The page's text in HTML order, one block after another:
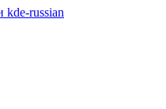
kde-russian